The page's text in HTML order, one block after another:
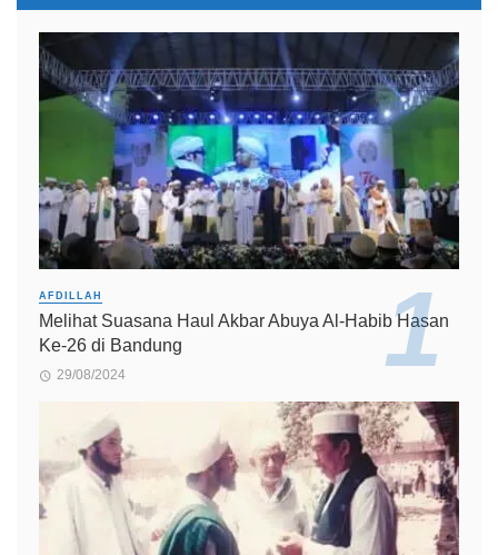
AFDILLAH
Melihat Suasana Haul Akbar Abuya Al-Habib Hasan
Ke-26 di Bandung
29/08/2024